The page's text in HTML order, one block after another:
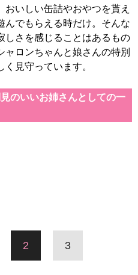
おいしい缶詰やおやつを貰え
んでもらえる時だけ。そんな
しさを感じることはあるもの
ャロンちゃんと娘さんの特別
見守っています。
のいいお姉さんとしての一
2 3